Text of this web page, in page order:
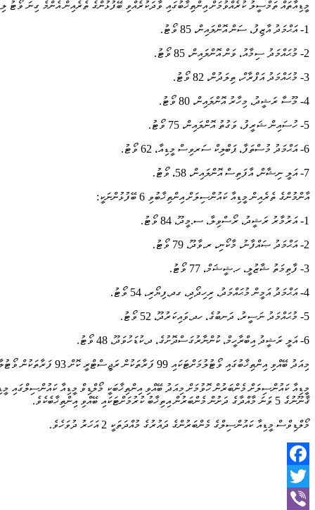
މީޑިއާތައް ތަމްސީލު ކުރެއްވުމަށް އިންތިޚާބުގައި ވާދަކުރެއްވި ބޭފުޅުންގެ ތެރެއިން އެންމެ ގިނަ ވޯޓު
1- އަޙްމަދު އާޒިފު، ސަން އޮންލައިން، 85 ވޯޓު.
2- މުޙައްމަދު ސިމާއު، ވަން އޮންލައިން، 85 ވޯޓު.
3- މުޙައްމަދު އަފްރާހް، ތިލަދުން، 82 ވޯޓު.
4- މޫސާ ރަޝީދު، މިހާރު އޮންލައިން، 80 ވޯޓު.
5- ހުސައިން ޝަރީފު، ވަގުތު އޮންލައިން، 75 ވޯޓު.
6- އަޙްމަދު މުސްތަފާ، ޕަބްލިކް ސަރވިސް މީޑިއާ، 62 ވޯޓު.
7- އަލީ ނިޝާން، އާފަތިސް އޮންލައިން، 58، ވޯޓު.
އާންމުންގެ ތެރެއިން މީޑިއާ ކައުންސިލަށް އިންތިޚާބުވި 6 ބޭފުޅުންނަކީ:
1- އަރުމާރު ރަޝީދު، ރޯސްވިލާ، ސ.މީދޫ، 84 ވޯޓު.
2- އަޙްމަދު ޞައްފާނު، މާކޯނި، ރ.ވާދޫ، 79 ވޯޓު.
3- ފާތިމަތު ޝާޒުލީ، ހ.ޝީޝަމް، 77 ވޯޓު.
4- އަޙްމަދު އަމީން މުޙައްމަދު، ރިހިދޯދި، ގދ.ފިޔޯރި، 54 ވޯޓު.
5- މުޙައްމަދު ނަސީރު، ދަނބުގެ، ހދ.ވައިކަރުދޫ، 52 ވޯޓު.
6- އަލީ ރަޝީދު އިބްރާހީމް، ކުންނާރުގަސްދޮށުގެ، ދ.ކުޑަހުވަދޫ، 48 ވޯޓު.
މިއަދު ބޭއްވި އިންތިޚާބުގައި ވޯޓުލުމަށްޓަކައި 99 ފަރާތަކުން ރަޖީސްޓްރީ ކޮށް 93 ފަރާތަކުން ވޯޓުލާފައިވެއެވެ.
ޤާނޫނުގެ 5 ވަނަ މާއްދާގެ ދަށުން މެންބަރުން އިތިޚާބު ކުރުމަށްޓަކައި ބޭއްވި އިންތިޚާބެކެވެ.
މޯލްޑިވްސް މީޑިއާ ކައުންސިލްގެ މެންބަރުންގެ ދައުރުގެ މުއްދަތަކީ 2 އަހަރު ދުވަހެވެ.
Facebook
Twitter